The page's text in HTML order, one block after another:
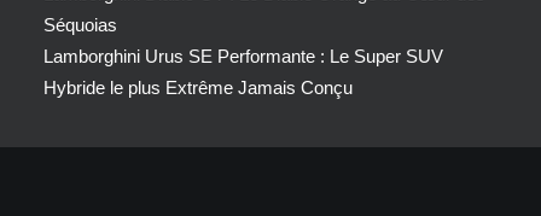
Séquoias
Lamborghini Urus SE Performante : Le Super SUV
Hybride le plus Extrême Jamais Conçu